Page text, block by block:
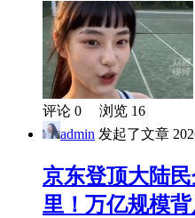
评论 0 浏览 16
admin 发起了文章
京东登顶大陆
里！万亿规模